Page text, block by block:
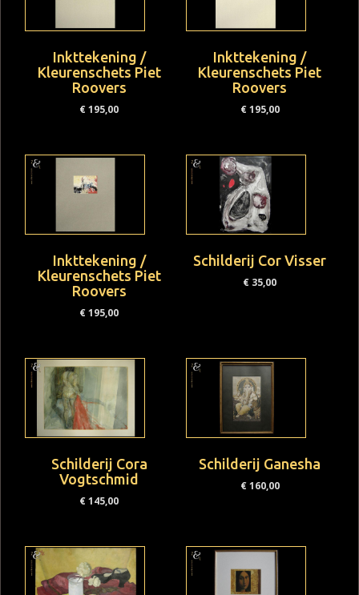
Inkttekening /
Kleurenschets Piet
Roovers
€195,00
Inkttekening /
Kleurenschets Piet
Roovers
€195,00
Inkttekening /
Kleurenschets Piet
Roovers
€195,00
Schilderij Cor Visser
€ 35,00
Schilderij Cora
Vogtschmid
€145,00
Schilderij Ganesha
€160,00